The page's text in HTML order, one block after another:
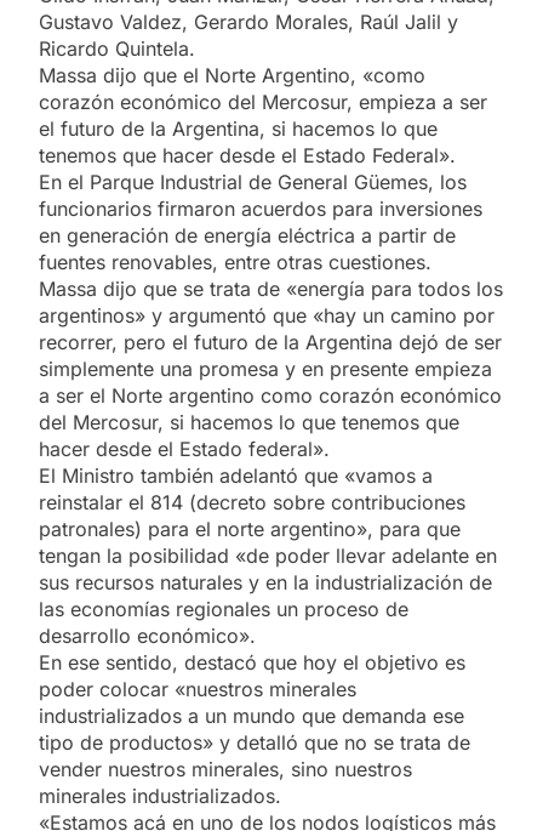
Gustavo Valdez, Gerardo Morales, Raúl Jalil y
Ricardo Quintela.
Massa dijo que el Norte Argentino, «como
corazón económico del Mercosur, empieza a ser
el futuro de la Argentina, si hacemos lo que
tenemos que hacer desde el Estado Federal».
En el Parque Industrial de General Güemes, los
funcionarios firmaron acuerdos para inversiones
en generación de energía eléctrica a partir de
fuentes renovables, entre otras cuestiones.
Massa dijo que se trata de «energía para todos los
argentinos» y argumentó que «hay un camino por
recorrer, pero el futuro de la Argentina dejó de ser
simplemente una promesa y en presente empieza
a ser el Norte argentino como corazón económico
del Mercosur, si hacemos lo que tenemos que
hacer desde el Estado federal».
El Ministro también adelantó que «vamos a
reinstalar el 814 (decreto sobre contribuciones
patronales) para el norte argentino», para que
tengan la posibilidad «de poder llevar adelante en
sus recursos naturales y en la industrialización de
las economías regionales un proceso de
desarrollo económico».
En ese sentido, destacó que hoy el objetivo es
poder colocar «nuestros minerales
industrializados a un mundo que demanda ese
tipo de productos» y detalló que no se trata de
vender nuestros minerales, sino nuestros
minerales industrializados.
«Estamos acá en uno de los nodos logísticos más